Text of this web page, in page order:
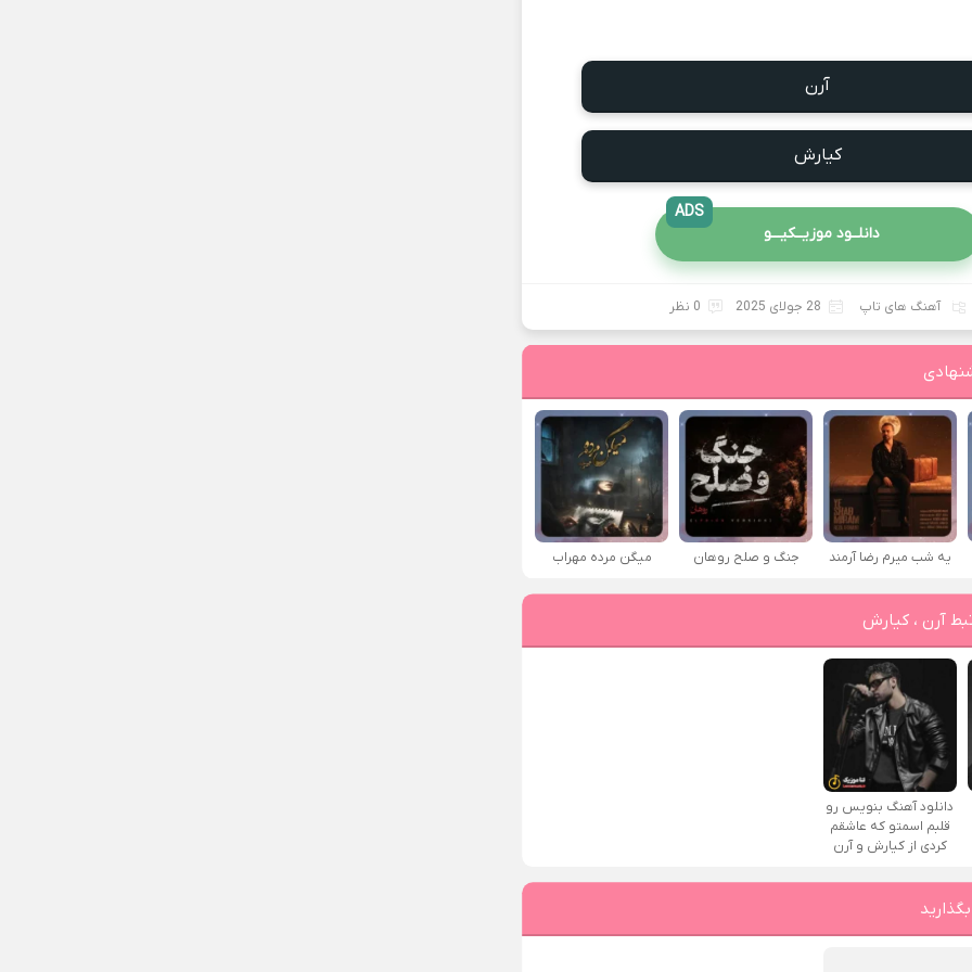
آرن
کیارش
دانلــود موزیــکیـــو
ADS
آهنگ های تاپ 28 جولای 2025 0 نظر
یه شب میرم رضا آرمند جنگ و صلح روهان میگن مرده مهراب
آرن ، کیارش
دانلود آهنگ بنویس رو
قلبم اسمتو که عاشقم
کردی از کیارش و آرن